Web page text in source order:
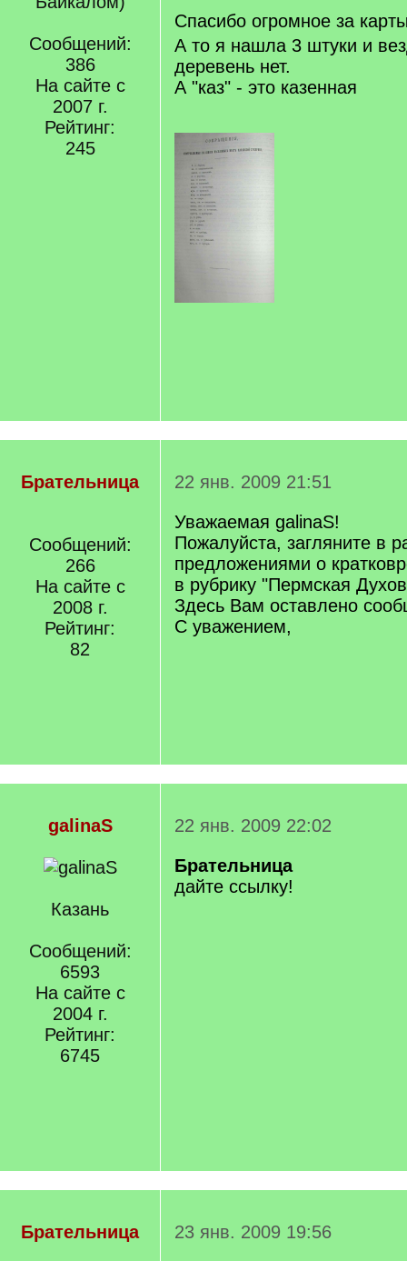
Сообщений:
386
На сайте с
2007 г.
Рейтинг:
245
Спасибо огромное за
А то я нашла 3 штуки и
деревень нет.
А "каз" - это казенная
Брательница
Сообщений:
266
На сайте с
2008 г.
Рейтинг:
82
22 янв. 2009 21:51
Уважаемая galinaS!
Пожалуйста, загляните в
предложениями о
в рубрику "Пермская
Здесь Вам оставлено
С уважением,
galinaS
Казань
Сообщений:
6593
На сайте с
2004 г.
Рейтинг:
6745
22 янв. 2009 22:02
Брательница
дайте ссылку!
Брательница
23 янв. 2009 19:56